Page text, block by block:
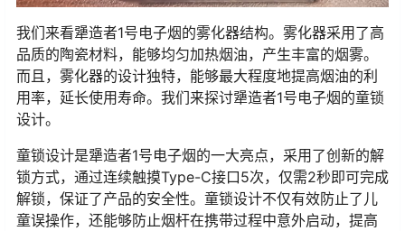
我们来看犟造者1号电子烟的雾化器结构。雾化器采用了高
品质的陶瓷材料，能够均匀加热烟油，产生丰富的烟雾。
而且，雾化器的设计独特，能够最大程度地提高烟油的利
用率，延长使用寿命。我们来探讨犟造者1号电子烟的童锁
设计。
童锁设计是犟造者1号电子烟的一大亮点，采用了创新的解
锁方式，通过连续触摸Type-C接口5次，仅需2秒即可完成
解锁，保证了产品的安全性。童锁设计不仅有效防止了儿
童误操作，还能够防止烟杆在携带过程中意外启动，提高